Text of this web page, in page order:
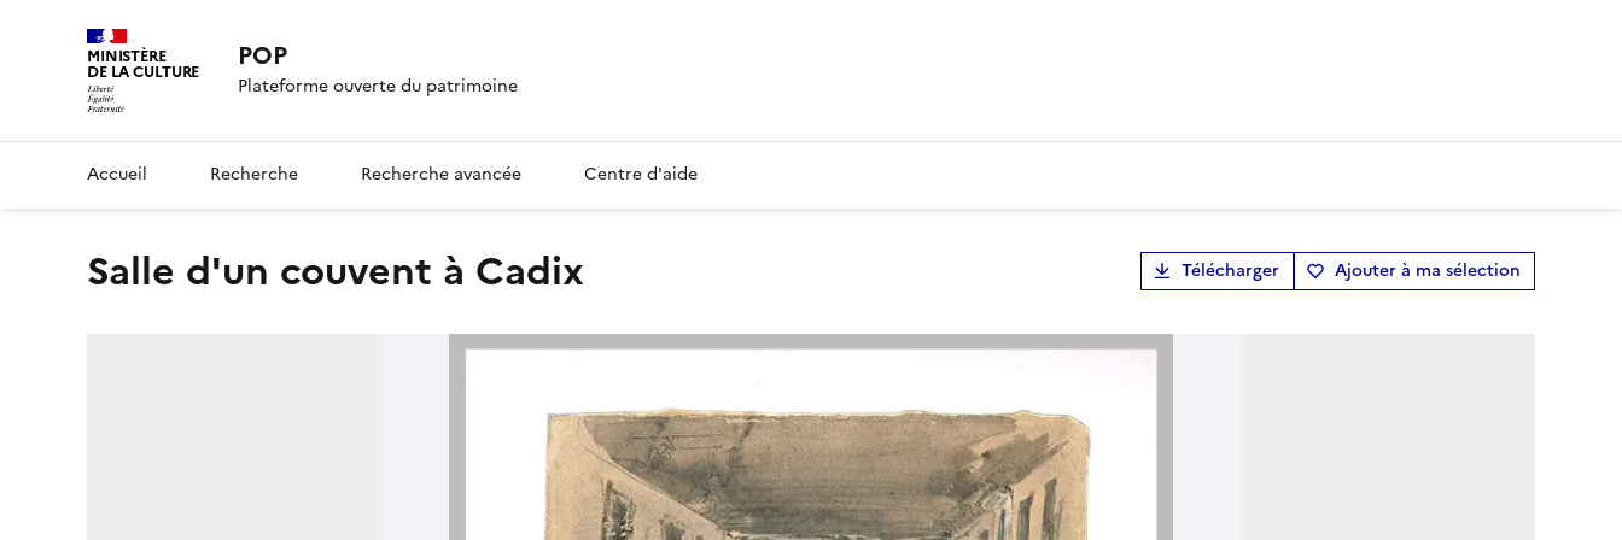
MINISTÈRE
DE LA CULTURE POP
Plateforme ouverte du patrimoine
Accueil Recherche Recherche avancée Centre d'aide
Salle d'un couvent à Cadix Télécharger Ajouter à ma sélection